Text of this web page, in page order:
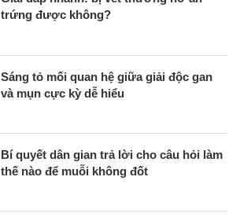
trứng được không?
Sáng tỏ mối quan hệ giữa giải độc gan
và mụn cực kỳ dễ hiểu
Bí quyết dân gian trả lời cho câu hỏi làm
thế nào để muỗi không đốt